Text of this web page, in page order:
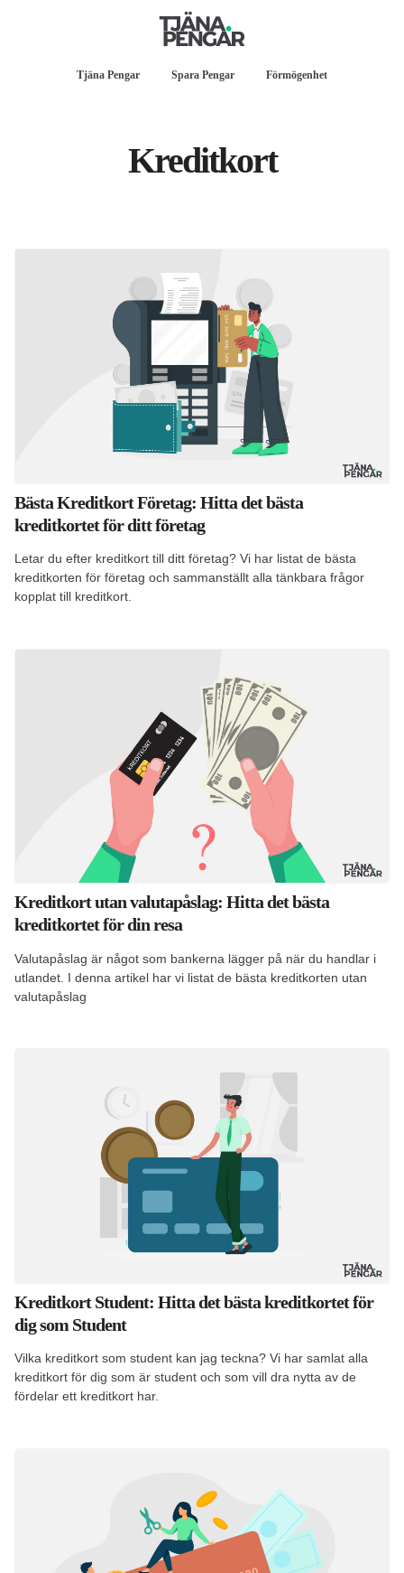
Tjäna Pengar Spara Pengar Förmögenhet
Kreditkort
Bästa Kreditkort Företag: Hitta det bästa
kreditkortet för ditt företag
Letar du efter kreditkort till ditt företag? Vi har listat de bästa
kreditkorten för företag och sammanställt alla tänkbara frågor
kopplat till kreditkort.
Kreditkort utan valutapåslag: Hitta det bästa
kreditkortet för din resa
Valutapåslag är något som bankerna lägger på när du handlar i
utlandet. I denna artikel har vi listat de bästa kreditkorten utan
valutapåslag
Kreditkort Student: Hitta det bästa kreditkortet för
dig som Student
Vilka kreditkort som student kan jag teckna? Vi har samlat alla
kreditkort för dig som är student och som vill dra nytta av de
fördelar ett kreditkort har.